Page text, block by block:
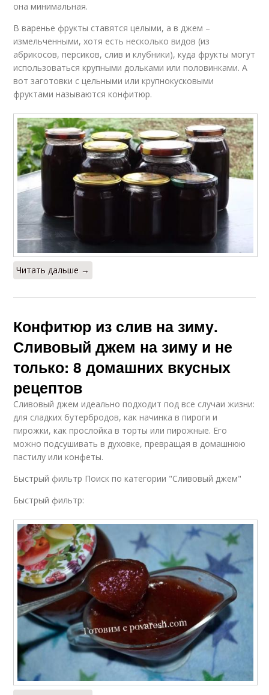
она минимальная.
В варенье фрукты ставятся целыми, а в джем –
измельченными, хотя есть несколько видов (из
абрикосов, персиков, слив и клубники), куда фрукты могут
использоваться крупными дольками или половинками. А
вот заготовки с цельными или крупнокусковыми
фруктами называются конфитюр.
Читать дальше →
Конфитюр из слив на зиму.
Сливовый джем на зиму и не
только: 8 домашних вкусных
рецептов
Сливовый джем идеально подходит под все случаи жизни:
для сладких бутербродов, как начинка в пироги и
пирожки, как прослойка в торты или пирожные. Его
можно подсушивать в духовке, превращая в домашнюю
пастилу или конфеты.
Быстрый фильтр Поиск по категории "Сливовый джем"
Быстрый фильтр: